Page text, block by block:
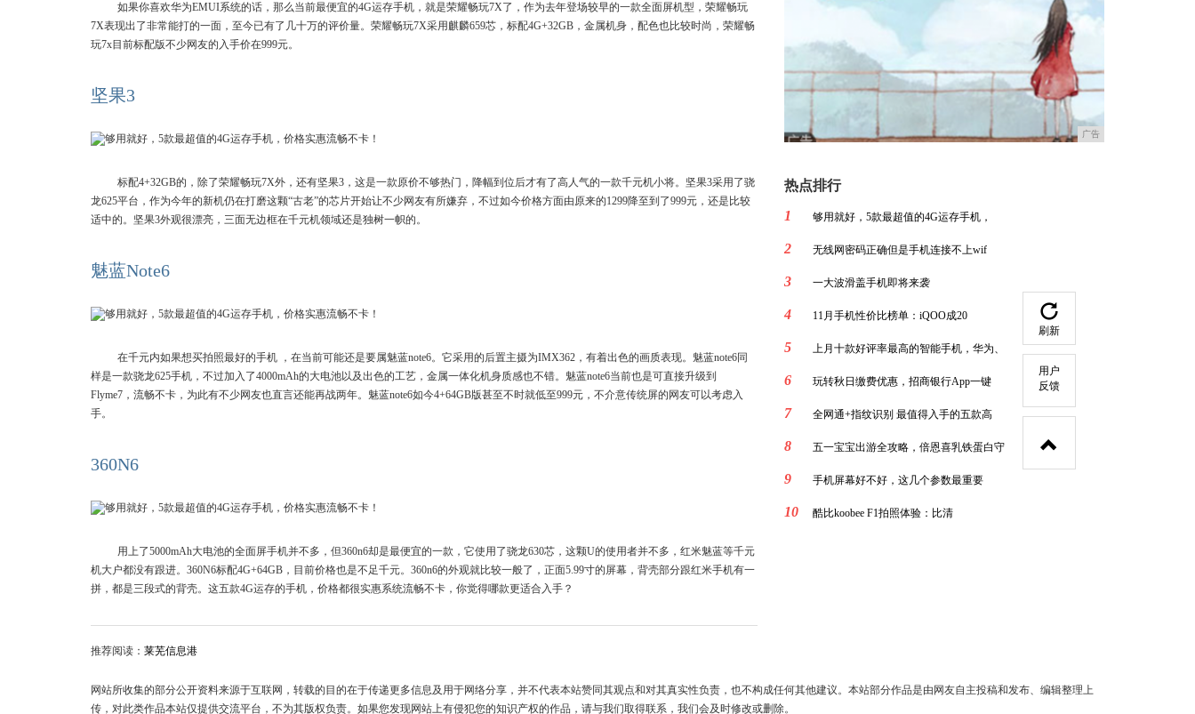
如果你喜欢华为EMUI系统的话，那么当前最便宜的4G运存手机，就是荣耀畅玩7X了，作为去年登场较早的一款全面屏机型，荣耀畅玩
7X表现出了非常能打的一面，至今已有了几十万的评价量。荣耀畅玩7X采用麒麟659芯，标配4G+32GB，金属机身，配色也比较时尚，荣耀畅
玩7x目前标配版不少网友的入手价在999元。
坚果3
标配4+32GB的，除了荣耀畅玩7X外，还有坚果3，这是一款原价不够热门，降幅到位后才有了高人气的一款千元机小将。坚果3采用了骁
龙625平台，作为今年的新机仍在打磨这颗“古老”的芯片开始让不少网友有所嫌弃，不过如今价格方面由原来的1299降至到了999元，还是比较
适中的。坚果3外观很漂亮，三面无边框在千元机领域还是独树一帜的。
魅蓝Note6
在千元内如果想买拍照最好的手机 ，在当前可能还是要属魅蓝note6。它采用的后置主摄为IMX362，有着出色的画质表现。魅蓝note6同
样是一款骁龙625手机，不过加入了4000mAh的大电池以及出色的工艺，金属一体化机身质感也不错。魅蓝note6当前也是可直接升级到
Flyme7，流畅不卡，为此有不少网友也直言还能再战两年。魅蓝note6如今4+64GB版甚至不时就低至999元，不介意传统屏的网友可以考虑入
手。
360N6
用上了5000mAh大电池的全面屏手机并不多，但360n6却是最便宜的一款，它使用了骁龙630芯，这颗U的使用者并不多，红米魅蓝等千元
机大户都没有跟进。360N6标配4G+64GB，目前价格也是不足千元。360n6的外观就比较一般了，正面5.99寸的屏幕，背壳部分跟红米手机有一
拼，都是三段式的背壳。这五款4G运存的手机，价格都很实惠系统流畅不卡，你觉得哪款更适合入手？
推荐阅读： 莱芜信息港
广告
热点排行
1
够用就好，5款最超值的4G运存手机，
2 无线网密码正确但是手机连接不上wif
3 一大波滑盖手机即将来袭
4 11月手机性价比榜单：iQOO成20
5 上月十款好评率最高的智能手机，华为、
6 玩转秋日缴费优惠，招商银行App一键
7 全网通+指纹识别 最值得入手的五款高
8 五一宝宝出游全攻略，倍恩喜乳铁蛋白守
9 手机屏幕好不好，这几个参数最重要
10 酷比koobee F1拍照体验：比清
网站所收集的部分公开资料来源于互联网，转载的目的在于传递更多信息及用于网络分享，并不代表本站赞同其观点和对其真实性负责，也不构成任何其他建议。本站部分作品是由网友自主投稿和发布、编辑整理上
传，对此类作品本站仅提供交流平台，不为其版权负责。如果您发现网站上有侵犯您的知识产权的作品，请与我们取得联系，我们会及时修改或删除。
刷新
用户
反馈